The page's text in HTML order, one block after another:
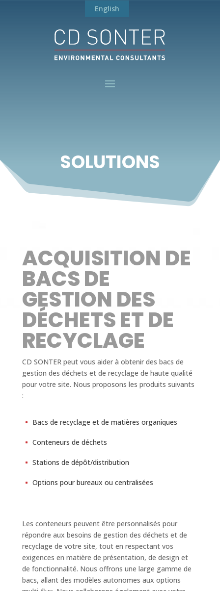
English
SOLUTIONS
ACQUISITION DE
BACS DE
GESTION DES
DÉCHETS ET DE
RECYCLAGE
CD SONTER peut vous aider à obtenir des bacs de
gestion des déchets et de recyclage de haute qualité
pour votre site. Nous proposons les produits suivants
:
Bacs de recyclage et de matières organiques
Conteneurs de déchets
Stations de dépôt/distribution
Options pour bureaux ou centralisées
Les conteneurs peuvent être personnalisés pour
répondre aux besoins de gestion des déchets et de
recyclage de votre site, tout en respectant vos
exigences en matière de présentation, de design et
de fonctionnalité. Nous offrons une large gamme de
bacs, allant des modèles autonomes aux options